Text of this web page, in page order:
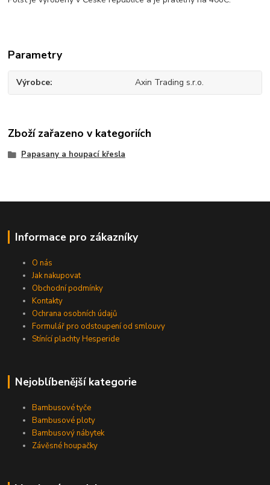
Parametry
Výrobce Axin Trading s.r.o.
Zboží zařazeno v kategoriích
Papasany a houpací křesla
Informace pro zákazníky
O nás
Jak nakupovat
Obchodní podmínky
Kontakty
Ochrana osobních údajů
Formulář pro odstoupení od smlouvy
Stínící plachty Hesperide
Nejoblíbenější kategorie
Bambusové tyče
Bambusové ploty
Bambusový nábytek
Závěsné houpačky